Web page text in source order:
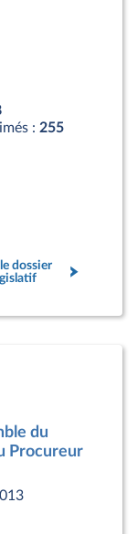
: 255
dossier
du
Procureur